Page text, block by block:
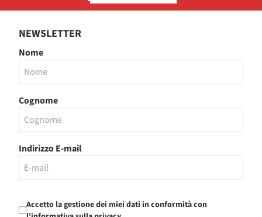
NEWSLETTER
Nome
Cognome
Indirizzo E-mail
Accetto la gestione dei miei dati in conformità con